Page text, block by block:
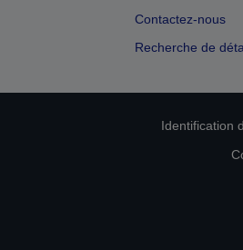
Contactez-nous
Recherche de
Identification